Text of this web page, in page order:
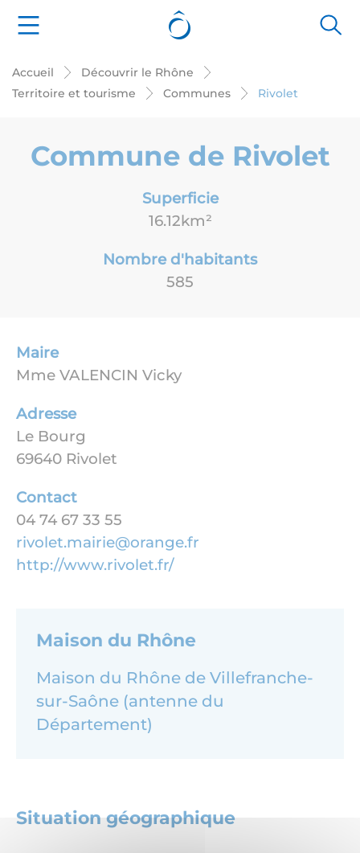
Accueil
Découvrir le Rhône
Territoire et tourisme
Communes Rivolet
Commune de Rivolet
Superficie
16.12km²
Nombre d'habitants
585
Maire
Mme VALENCIN Vicky
Adresse
Le Bourg
69640 Rivolet
Contact
04 74 67 33 55
rivolet.mairie@orange.fr
http://www.rivolet.fr/
Maison du Rhône
Maison du Rhône de Villefranche-
sur-Saône (antenne du
Département)
Situation géographique